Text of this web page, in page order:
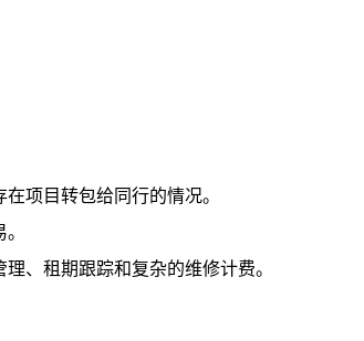
项目转包给同行的情况。
、租期跟踪和复杂的维修计费。